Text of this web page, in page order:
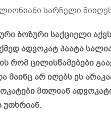
სარჩელი
ბოზური საქციელი
ადვოკატ პაატა
რომ ცილისწამებები
მაინც არ იღებს ეს
მთლიან
უთხრიან.